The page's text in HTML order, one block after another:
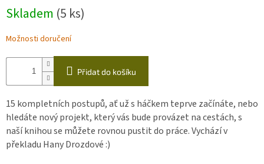
Napište
nám
Provizní
Přihlášení
cena:
Skladem (5 ks)
Možnosti doručení
Přidat do košíku
15 kompletních postupů, ať už s háčkem teprve začínáte, nebo
hledáte nový projekt, který vás bude provázet na cestách, s
naší knihou se můžete rovnou pustit do práce. Vychází v
překladu Hany Drozdové :)